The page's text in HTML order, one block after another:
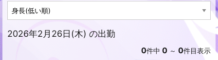
2026年2月26日(木) の出勤
0件中 0 ～ 0件目表示